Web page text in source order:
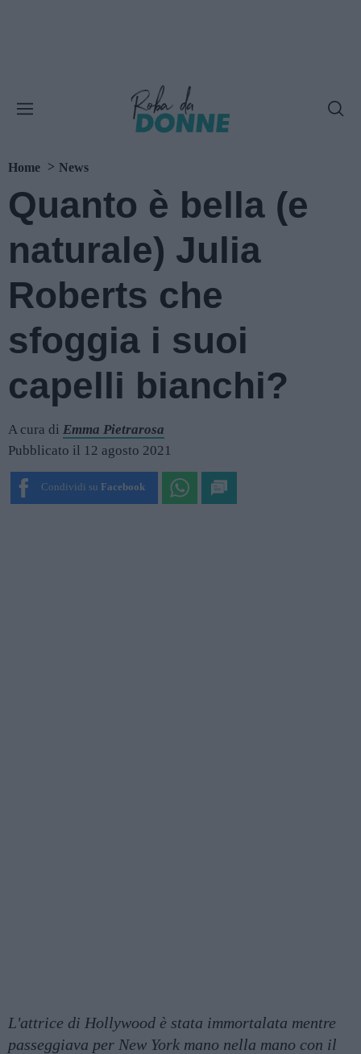
Home News
Quanto è bella (e
naturale) Julia
Roberts che
sfoggia i suoi
capelli bianchi?
A cura di Emma Pietrarosa
Pubblicato il 12 agosto 2021
Condividi su Facebook
L'attrice di Hollywood è stata immortalata mentre
passeggiava per New York mano nella mano con il